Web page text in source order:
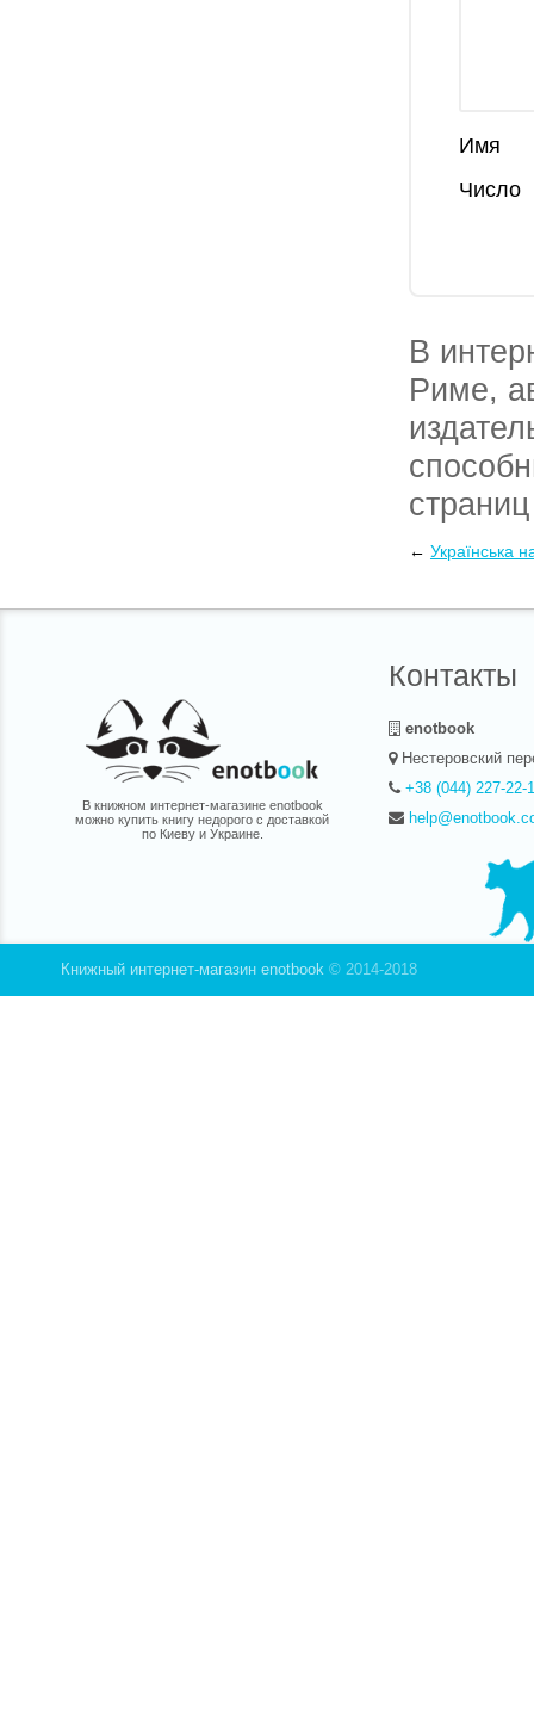
Имя
Число
В
Риме,
← Українська
В книжном интернет-магазине enotbook
можно купить книгу недорого с доставкой
по Киеву и Украине.
Контакты
enotbook
Нестеровский
+38 (044) 227-22-
Книжный интернет-магазин enotbook © 2014-2018